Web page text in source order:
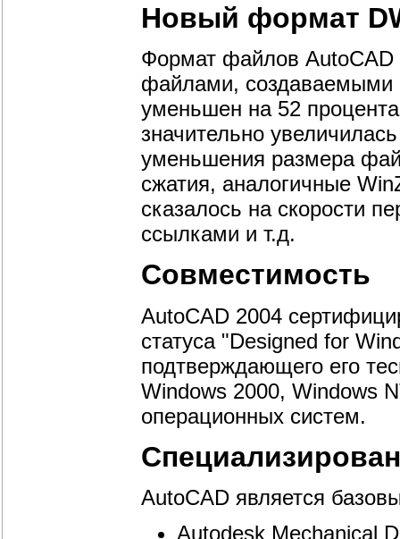
Новый формат
Формат файлов AutoCAD
файлами, создаваемыми
уменьшен на 52
значительно
уменьшения размера
сжатия, аналогичные
сказалось на скорости
ссылками и т.д.
Совместимость
AutoCAD 2004
статуса "Designed for
подтверждающего его
Windows 2000, Windows
операционных систем.
AutoCAD является
Autodesk Mechanical